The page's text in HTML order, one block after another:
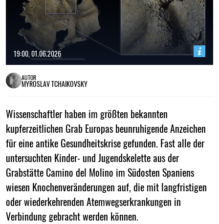
19:00, 01.06.2026
AUTOR
MYROSLAV TCHAIKOVSKY
Wissenschaftler haben im größten bekannten
kupferzeitlichen Grab Europas beunruhigende Anzeichen
für eine antike Gesundheitskrise gefunden. Fast alle der
untersuchten Kinder- und Jugendskelette aus der
Grabstätte Camino del Molino im Südosten Spaniens
wiesen Knochenveränderungen auf, die mit langfristigen
oder wiederkehrenden Atemwegserkrankungen in
Verbindung gebracht werden können.